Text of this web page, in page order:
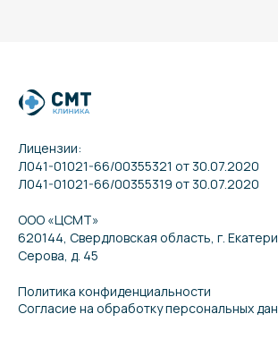
Лицензии:
Л041-01021-66/00355321 от 30.07.2020
Л041-01021-66/00355319 от 30.07.2020
ООО «ЦСМТ»
620144, Свердловская область, г.
Серова, д. 45
Политика конфиденциальности
Согласие на обработку персональных